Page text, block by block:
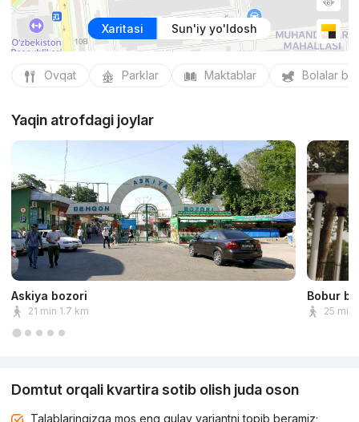
Xaritasi Sun'iy yo'ldosh
Ovqat Parklar Maktablar Bolalar
Yaqin atrofdagi joylar
Askiya bozori
21 min 1.7 km
Bobur
25 min
Domtut orqali kvartira sotib olish juda oson
Talablaringizga mos eng qulay variantni topib beramiz;